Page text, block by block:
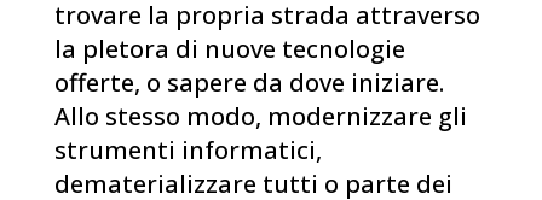
trovare la propria strada attraverso
la pletora di nuove tecnologie
offerte, o sapere da dove iniziare.
Allo stesso modo, modernizzare gli
strumenti informatici,
dematerializzare tutti o parte dei